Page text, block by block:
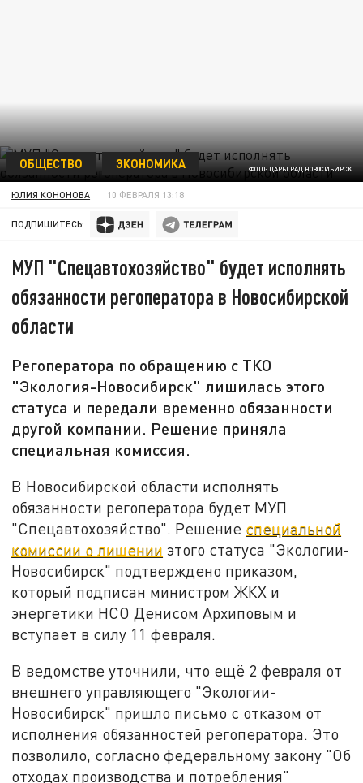
ФОТО: ЦАРЬГРАД НОВОСИБИРСК
ОБЩЕСТВО ЭКОНОМИКА
ЮЛИЯ КОНОНОВА 10 ФЕВРАЛЯ 13:18
ПОДПИШИТЕСЬ:
МУП "Спецавтохозяйство" будет исполнять
обязанности регоператора в Новосибирской
области
Регоператора по обращению с ТКО
"Экология-Новосибирск" лишилась этого
статуса и передали временно обязанности
другой компании. Решение приняла
специальная комиссия.
В Новосибирской области исполнять
обязанности регоператора будет МУП
"Спецавтохозяйство". Решение специальной
комиссии о лишении этого статуса "Экологии-
Новосибирск" подтверждено приказом,
который подписан министром ЖКХ и
энергетики НСО Денисом Архиповым и
вступает в силу 11 февраля.
В ведомстве уточнили, что ещё 2 февраля от
внешнего управляющего "Экологии-
Новосибирск" пришло письмо с отказом от
исполнения обязанностей регоператора. Это
позволило, согласно федеральному закону "Об
отходах производства и потребления"